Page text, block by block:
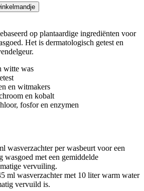
op plantaardige ingrediënten voor
Het is dermatologisch getest en
witte was
en witmakers
en kobalt
fosfor en enzymen
wasverzachter per wasbeurt voor een
wasgoed met een gemiddelde
vervuiling.
ml wasverzachter met 10 liter warm water
vervuild is.